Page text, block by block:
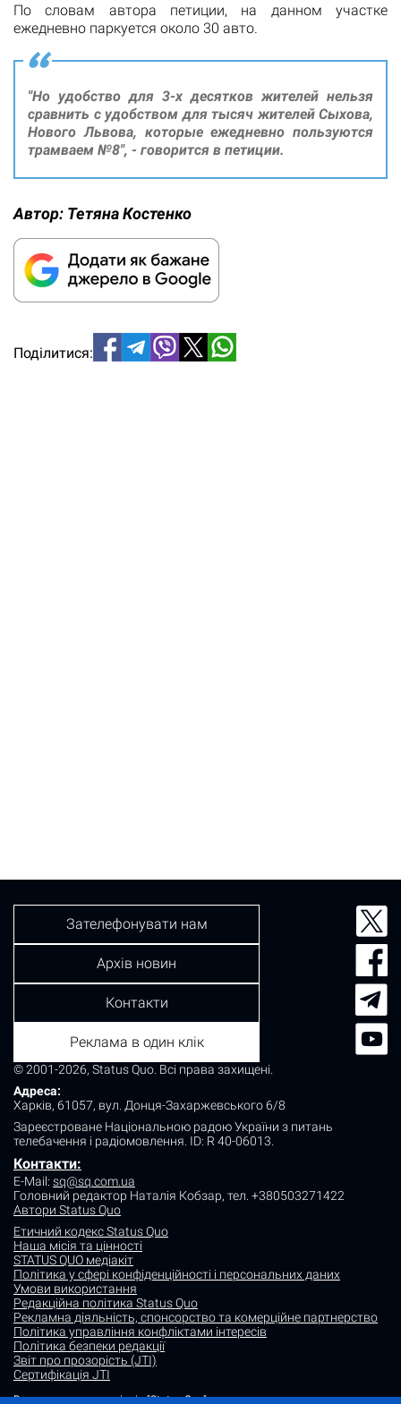
По словам автора петиции, на данном участке
ежедневно паркуется около 30 авто.
"Но удобство для 3-х десятков жителей нельзя
сравнить с удобством для тысяч жителей Сыхова,
Нового Львова, которые ежедневно пользуются
трамваем №8", - говорится в петиции.
Автор: Тетяна Костенко
Поділитися:
© 2001-2026, Status Quo. Всі права захищені.
Адреса:
Харків, 61057, вул. Донця-Захаржевського 6/8
Зареєстроване Національною радою України з питань
телебачення і радіомовлення. ID: R 40-06013.
Контакти:
E-Mail: sq@sq.com.ua
Головний редактор Наталія Кобзар, тел. +380503271422
Автори Status Quo
Етичний кодекс Status Quo
Наша місія та цінності
STATUS QUO медіакіт
Політика у сфері конфіденційності і персональних даних
Умови використання
Редакційна політика Status Quo
Рекламна діяльність, спонсорство та комерційне партнерство
Політика управління конфліктами інтересів
Політика безпеки редакції
Звіт про прозорість (JTI)
Сертифікація JTI
Зателефонувати нам
Архів новин
Контакти
Реклама в один клік
Використання матеріалів "Status Quo" дозволяється за умови